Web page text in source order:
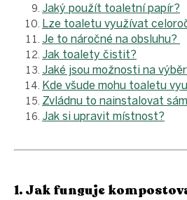
Jaký použít toaletní papír?
Lze toaletu využívat
Je to náročné na obsluhu?
Jak toalety čistit?
Jaké jsou možnosti na
Kde všude mohu toaletu
Zvládnu to nainstalovat
Jak si upravit místnost?
1. Jak funguje